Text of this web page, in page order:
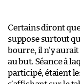
Certains diront
suppose surtout
bourre, il n’y
au but. Séance à
participé, étaient